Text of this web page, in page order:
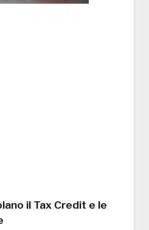
il Tax Credit e le